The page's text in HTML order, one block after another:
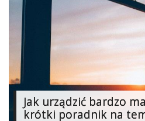
Jak urządzić bardzo
krótki poradnik na